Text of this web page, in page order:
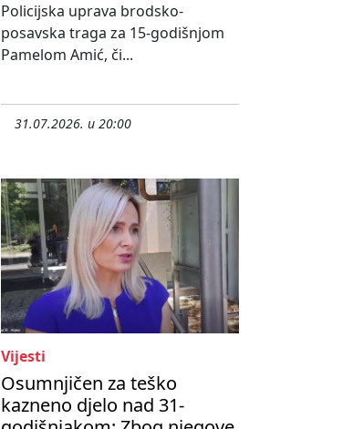
Policijska uprava brodsko-
posavska traga za 15-godišnjom
Pamelom Amić, či...
31.07.2026. u 20:00
Vijesti
Osumnjičen za teško
kazneno djelo nad 31-